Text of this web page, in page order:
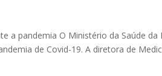
a pandemia O Ministério da Saúde da
de Covid-19. A diretora de